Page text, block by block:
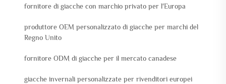
fornitore di giacche con marchio privato per l'Europa
produttore OEM personalizzato di giacche per marchi del
Regno Unito
fornitore ODM di giacche per il mercato canadese
giacche invernali personalizzate per rivenditori europei